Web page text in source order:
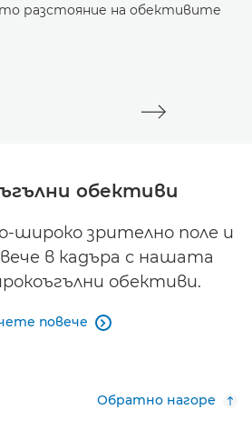
разстояние на обективите
обективи
широко зрително поле и
в кадъра с нашата
обективи.
повече 
Обратно нагоре